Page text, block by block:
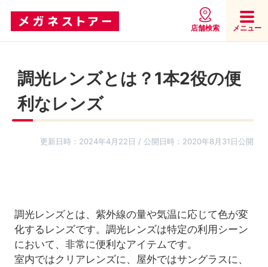
店舗検索 メニュー
調光レンズとは？1本2役の便
利なレンズ
更新日時：2024年4月22日 / 公開日時：2020年8月31日公開
調光レンズとは、紫外線の量や気温に応じて色が変
化するレンズです。調光レンズは特定の利用シーン
において、非常に便利なアイテムです。
室内ではクリアレンズに、屋外ではサングラスに、